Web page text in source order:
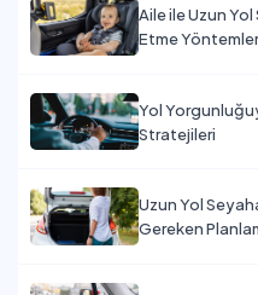
Aile ile Uzun
Etme
Yol
Stratejileri
Uzun Yol
Gereken